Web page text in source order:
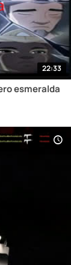
22:33
esmeralda